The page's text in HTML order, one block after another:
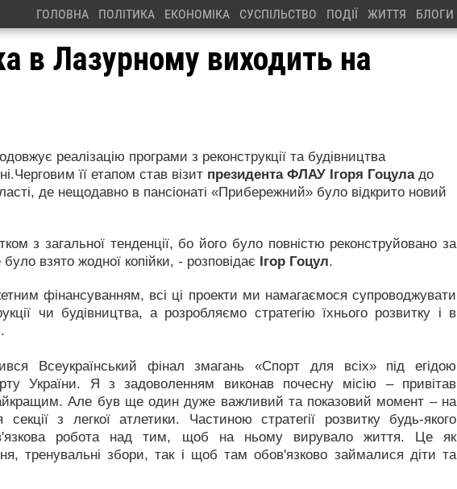
ГОЛОВНА ПОЛІТИКА ЕКОНОМІКА СУСПІЛЬСТВО ПОДІЇ ЖИТТЯ БЛОГИ
в Лазурному виходить на
реалізацію програми з реконструкції та будівництва
її етапом став візит президента ФЛАУ Ігоря Гоцуладо
де нещодавно в пансіонаті «Прибережний» було відкрито новий
з загальної тенденції, бо його було повністю реконструйовано за
взято жодної копійки, - розповідає Ігор Гоцул.
фінансуванням, всі ці проекти ми намагаємося супроводжувати
чи будівництва, а розробляємо стратегію їхнього розвитку і в
Всеукраїнський фінал змагань «Спорт для всіх» під егідою
України. Я з задоволенням виконав почесну місію – привітав
Але був ще один дуже важливий та показовий момент – на
секції з легкої атлетики. Частиною стратегії розвитку будь-якого
робота над тим, щоб на ньому вирувало життя. Це як
тренувальні збори, так і щоб там обов'язково займалися діти та